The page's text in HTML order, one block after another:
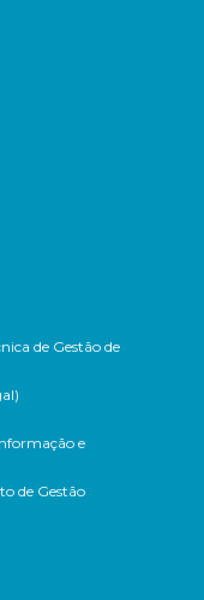
de Gestão de
e
de Gestão